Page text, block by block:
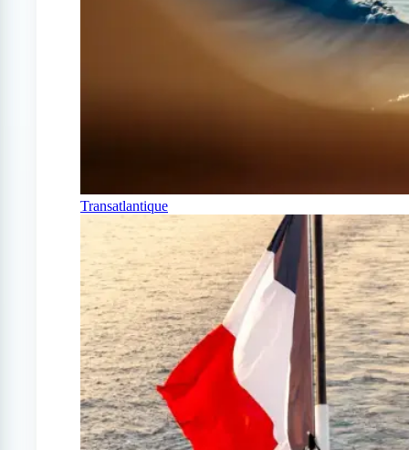
Transatlantique